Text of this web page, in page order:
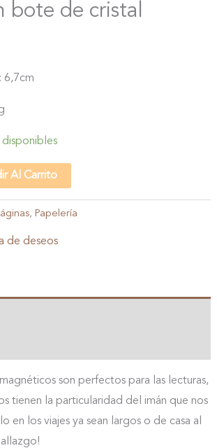
bote de cristal
6,7cm
disponibles
Al Carrito
, Papelería
de deseos
son perfectos para las lecturas,
tienen la particularidad del imán que nos
en los viajes ya sean largos o de casa al